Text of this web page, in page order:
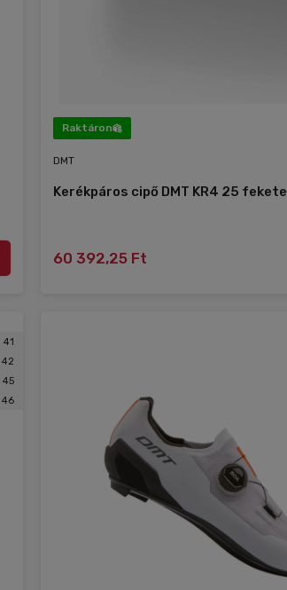
Raktáron
DMT
Kerékpáros cipő DMT KR4 25 fekete
60 392,25 Ft
41
42
45
46